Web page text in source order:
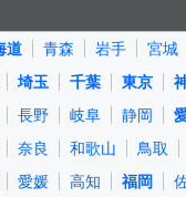
道 青森 岩手 宮城
埼玉 千葉 東京
長野 岐阜 静岡
奈良 和歌山 鳥取
愛媛 高知 福岡